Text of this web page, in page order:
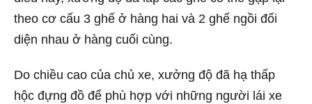
theo cơ cấu 3 ghế ở hàng hai và 2 ghế ngồi đối
diện nhau ở hàng cuối cùng.
Do chiều cao của chủ xe, xưởng độ đã hạ thấp
hộc đựng đồ để phù hợp với những người lái xe